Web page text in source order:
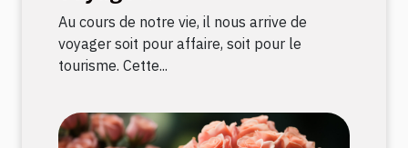
Au cours de notre vie, il nous arrive de
voyager soit pour affaire, soit pour le
tourisme. Cette...